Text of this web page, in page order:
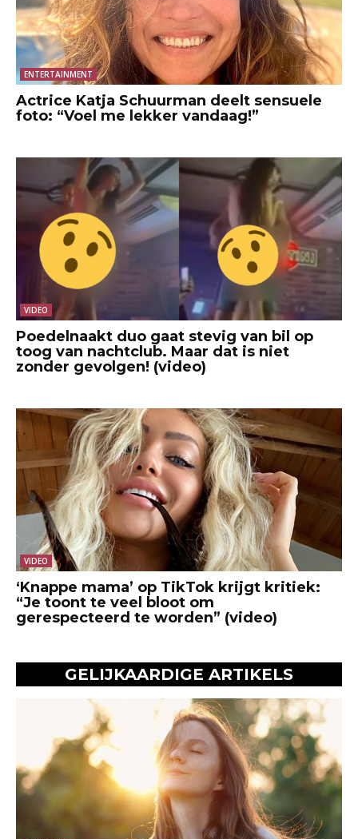
ENTERTAINMENT
Actrice Katja Schuurman deelt sensuele
foto: “Voel me lekker vandaag!”
VIDEO
Poedelnaakt duo gaat stevig van bil op
toog van nachtclub. Maar dat is niet
zonder gevolgen! (video)
VIDEO
‘Knappe mama’ op TikTok krijgt kritiek:
“Je toont te veel bloot om
gerespecteerd te worden” (video)
GELIJKAARDIGE ARTIKELS